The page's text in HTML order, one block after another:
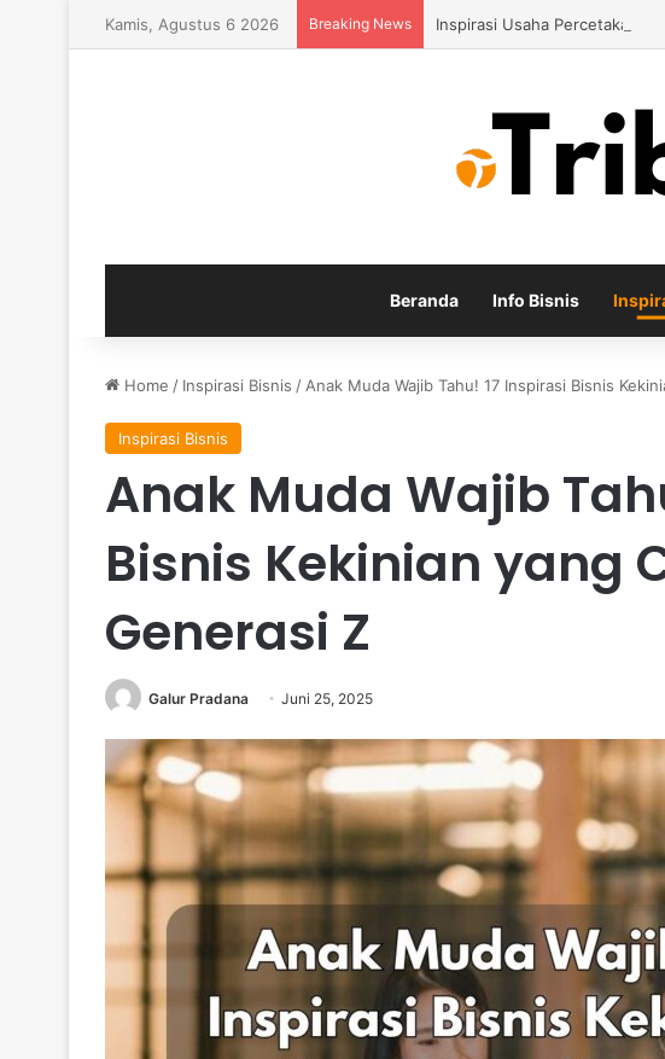
Kamis, Agustus 6 2026 Breaking News Inspirasi Usaha Percetakan
Beranda Info Bisnis
Home / Inspirasi Bisnis / Anak Muda Wajib Tahu! 17 Inspirasi Bisnis
Inspirasi Bisnis
Anak Muda Wajib
Bisnis Kekinian yang
Generasi Z
Galur Pradana Juni 25, 2025